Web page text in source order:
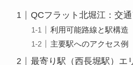
QCフラット北堀江：交
利用可能路線と駅構造
主要駅へのアクセス例
最寄り駅（西長堀駅）エ